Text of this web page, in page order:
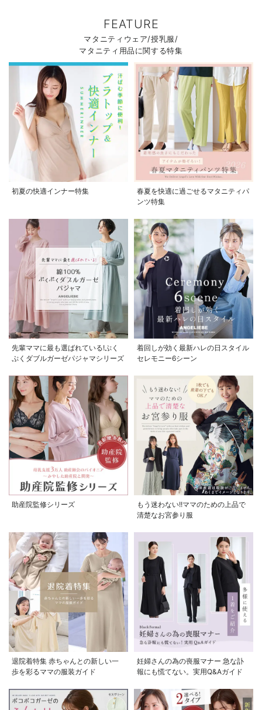
FEATURE
マタニティウェア/授乳服/
マタニティ用品に関する特集
初夏の快適インナー特集
春夏を快適に過ごせるマタニティパ
ンツ特集
先輩ママに最も選ばれている!ぷく
ぷくダブルガーゼパジャマシリーズ
着回しが効く最新ハレの日スタイル
セレモニー6シーン
助産院監修シリーズ
もう迷わない!!ママのための上品で
清楚なお宮参り服
退院着特集 赤ちゃんとの新しい一
歩を彩るママの服装ガイド
妊婦さんの為の喪服マナー 急な訃
報にも慌てない。実用Q&Aガイド